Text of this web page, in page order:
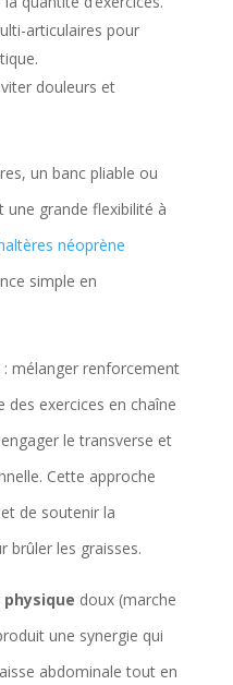
articulaires pour
douleurs et
un banc pliable ou
grande flexibilité à
néoprène
simple en
mélanger renforcement
des exercices en chaîne
le transverse et
Cette approche
de soutenir la
brûler les graisses.
doux (marche
une synergie qui
abdominale tout en